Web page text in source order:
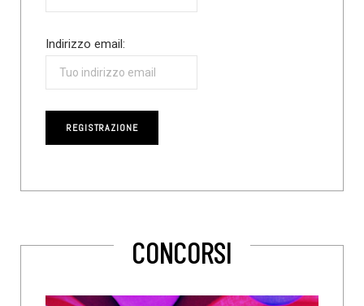
Indirizzo email:
CONCORSI